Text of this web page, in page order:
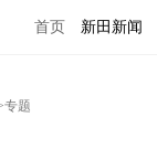
首页 新田新闻
专题